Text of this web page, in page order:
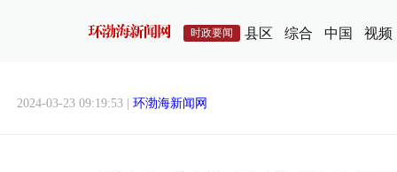
时政要闻 县区 综合 中国 视频
2024-03-23 09:19:53 | 环渤海新闻网